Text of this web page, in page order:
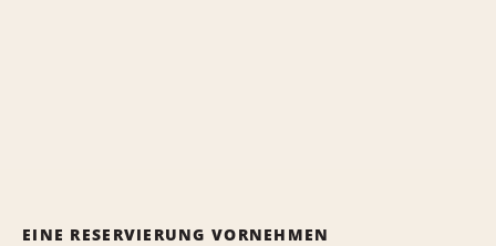
EINE RESERVIERUNG VORNEHMEN